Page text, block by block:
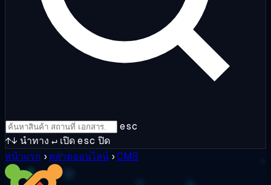
esc
↑↓ นำทาง ↵ เปิดesc ปิด
หน้าแรก › ตลาดออนไลน์ ›CMS